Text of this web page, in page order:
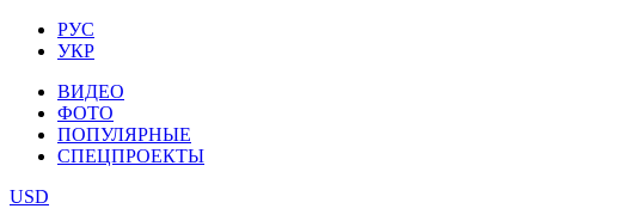
РУС
УКР
ВИДЕО
ФОТО
ПОПУЛЯРНЫЕ
СПЕЦПРОЕКТЫ
USD